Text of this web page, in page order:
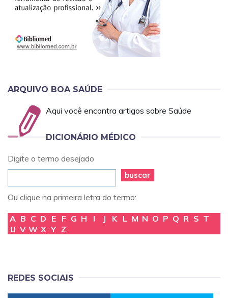
ARQUIVO BOA SAÚDE
Aqui você encontra artigos sobre Saúde
DICIONÁRIO MÉDICO
Digite o termo desejado
buscar
Ou clique na primeira letra do termo:
A B C D E F G H I J K L M N O P Q R S T
U V W X Y Z
REDES SOCIAIS